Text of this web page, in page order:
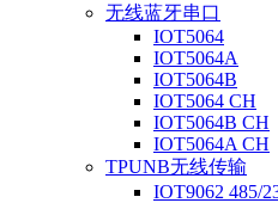
无线蓝牙串口
IOT5064
IOT5064A
IOT5064B
IOT5064 CH
IOT5064B CH
IOT5064A CH
TPUNB无线传输
IOT9062 485/